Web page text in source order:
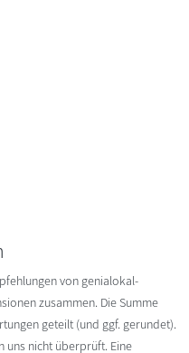
von genialokal-
zusammen. Die Summe
geteilt (und ggf. gerundet).
uns nicht überprüft. Eine